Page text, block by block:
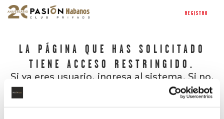
REGISTRO
LA PÁGINA QUE HAS SOLICITADO
TIENE ACCESO RESTRINGIDO.
Si ya eres usuario, ingresa al sistema. Si no,